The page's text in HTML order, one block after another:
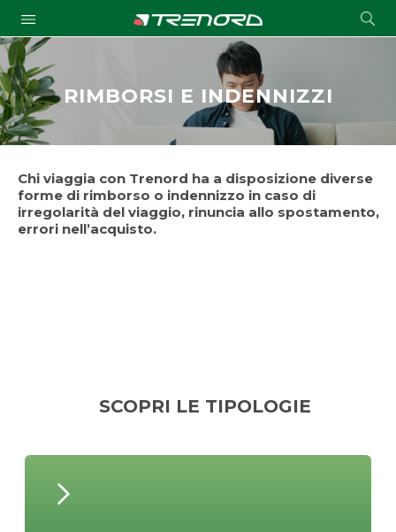
Submit
RIMBORSI E INDENNIZZI
Chi viaggia con Trenord ha a disposizione diverse
forme di rimborso o indennizzo in caso di
irregolarità del viaggio, rinuncia allo spostamento,
errori nell’acquisto.
SCOPRI LE TIPOLOGIE